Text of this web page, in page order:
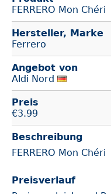
FERRERO Mon Chéri
Hersteller, Marke
Ferrero
Angebot von
Aldi Nord
Preis
€3.99
Beschreibung
FERRERO Mon Chéri
Preisverlauf